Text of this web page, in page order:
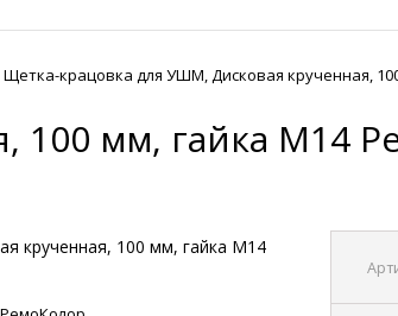
Щетка-крацовка для УШМ, Дисковая крученная,
100 мм, гайка М14
крученная, 100 мм, гайка М14